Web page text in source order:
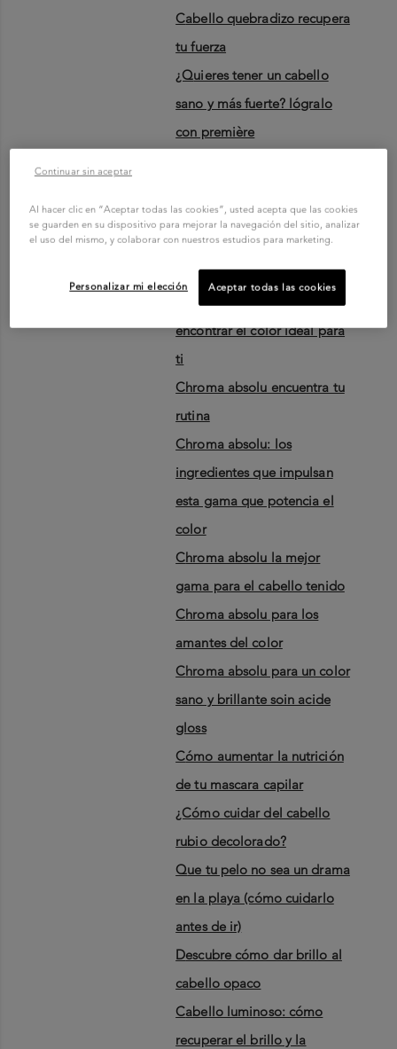
cabello quebradizo recupera
tu fuerza
¿quieres tener un cabello
sano y más fuerte? lógralo
con première
sedoso y brillante | kérastase
cabellos tinturados
esta guía te ayudará a
encontrar el color ideal para
ti
chroma absolu encuentra tu
rutina
chroma absolu: los
ingredientes que impulsan
esta gama que potencia el
color
chroma absolu la mejor
gama para el cabello tenido
chroma absolu para los
amantes del color
chroma absolu para un color
sano y brillante soin acide
gloss
cómo aumentar la nutrición
de tu mascara capilar
¿cómo cuidar del cabello
rubio decolorado?
que tu pelo no sea un drama
en la playa (cómo cuidarlo
antes de ir)
descubre cómo dar brillo al
cabello opaco
cabello luminoso: cómo
recuperar el brillo y la
Al hacer clic en “Aceptar todas las cookies”, usted acepta que las cookies
se guarden en su dispositivo para mejorar la navegación del sitio, analizar
el uso del mismo, y colaborar con nuestros estudios para marketing.
Aceptar todas las cookies
Personalizar mi elección
Continuar sin aceptar